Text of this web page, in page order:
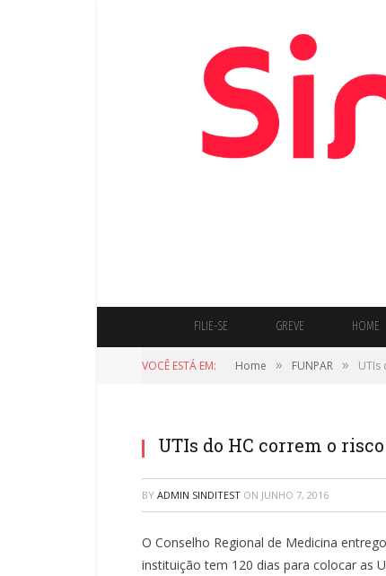
FILIE-SE GREVE HOME
VOCÊ ESTÁ EM: Home » FUNPAR » UTIs
UTIs do HC correm o
BY ADMIN SINDITEST ON JUNHO 7, 2016
O Conselho Regional de Medicina
instituição tem 120 dias para colocar as